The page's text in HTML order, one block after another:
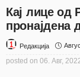
Кај лице од
пронајдена
Редакција
posted on 06. Авг,